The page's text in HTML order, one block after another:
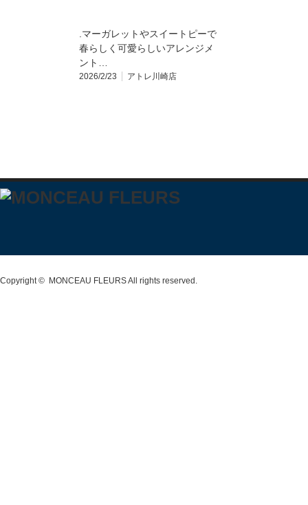
.⁡マーガレットやスイートピーで
春らしく可愛らしいアレンジメ
ント…
2026/2/23 アトレ川崎店
Copyright © MONCEAU FLEURSAll rights reserved.